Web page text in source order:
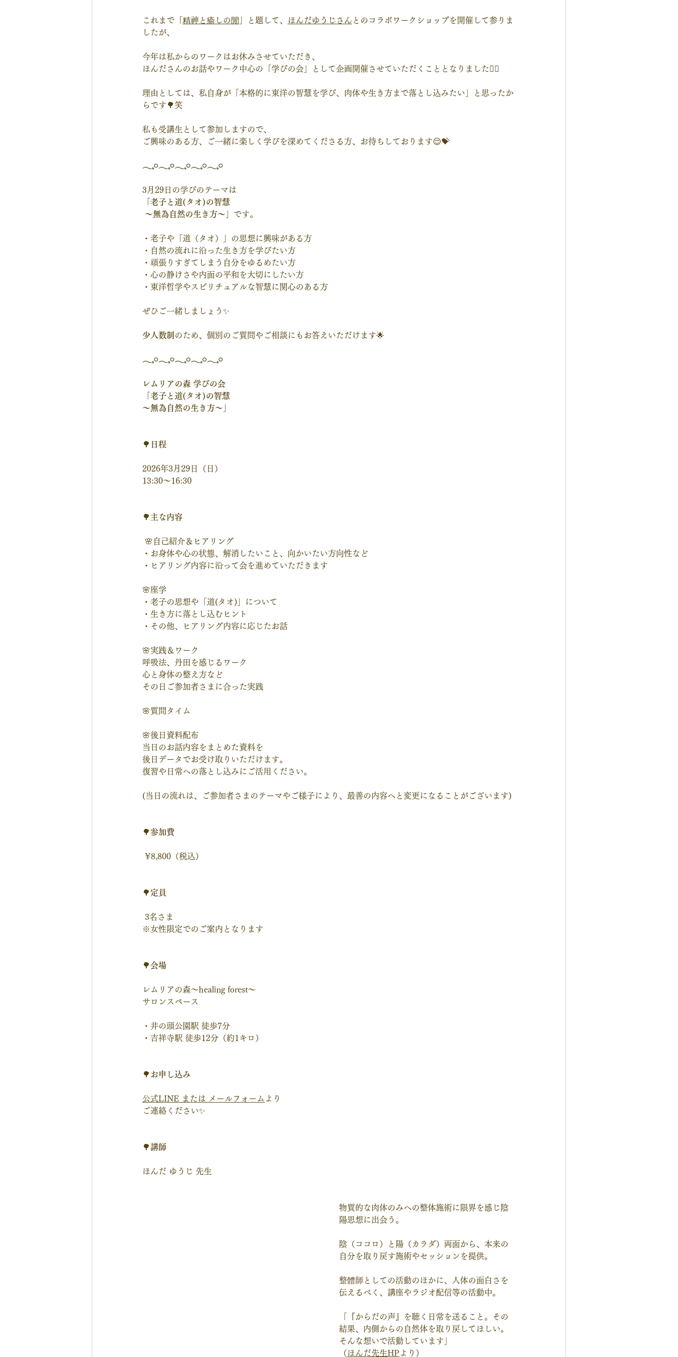
これまで「 精神と瘉しの閒 」と題して、 ほんだゆうじさん とのコラボワークショップを開催して参りま
したが、
今年は私からのワークはお休みさせていただき、
ほんださんのお話やワーク中心の「学びの会」として企画開催させていただくこととなりました🧚‍♀️
理由としては、私自身が「本格的に東洋の智慧を学び、肉体や生き方まで落とし込みたい」と思ったか
らです🌳笑
私も受講生として参加しますので、
ご興味のある方、ご一緒に楽しく学びを深めてくださる方、お待ちしております😌💝
𓂃𓈒𓏸𓂃𓈒𓏸𓂃𓈒𓏸𓂃𓈒𓏸𓂃𓈒𓏸
3月29日の学びのテーマは
「老子と道(タオ)の智慧
〜無為自然の生き方〜」 です。
・老子や「道（タオ）」の思想に興味がある方
・自然の流れに沿った生き方を学びたい方
・頑張りすぎてしまう自分をゆるめたい方
・心の静けさや内面の平和を大切にしたい方
・東洋哲学やスピリチュアルな智慧に関心のある方
ぜひご一緒しましょう✨
少人数制 のため、個別のご質問やご相談にもお答えいただけます🌟
𓂃𓈒𓏸𓂃𓈒𓏸𓂃𓈒𓏸𓂃𓈒𓏸𓂃𓈒𓏸
レムリアの森 学びの会
「老子と道(タオ)の智慧
〜無為自然の生き方〜」
🌳 日程
2026年3月29日（日）
13:30～16:30
🌳 主な内容
🌸自己紹介＆ヒアリング
・お身体や心の状態、解消したいこと、向かいたい方向性など
・ヒアリング内容に沿って会を進めていただきます
🌸座学
・老子の思想や「道(タオ)」について
・生き方に落とし込むヒント
・その他、ヒアリング内容に応じたお話
🌸実践＆ワーク
呼吸法、丹田を感じるワーク
心と身体の整え方など
その日ご参加者さまに合った実践
🌸質問タイム
🌸後日資料配布
当日のお話内容をまとめた資料を
後日データでお受け取りいただけます。
復習や日常への落とし込みにご活用ください。
(当日の流れは、ご参加者さまのテーマやご様子により、最善の内容へと変更になることがございます)
🌳参加費
¥8,800（税込）
🌳定員
3名さま
※女性限定でのご案内となります
🌳会場
レムリアの森～healing forest～
サロンスペース
・井の頭公園駅 徒歩7分
・吉祥寺駅 徒歩12分（約1キロ）
🌳 お申し込み
公式LINE または メールフォーム より
ご連絡ください✨
🌳講師
ほんだ ゆうじ 先生
物質的な肉体のみへの整体施術に限界を感じ陰
陽思想に出会う。
陰（ココロ）と陽（カラダ）両面から、本来の
自分を取り戻す施術やセッションを提供。
整體師としての活動のほかに、人体の面白さを
伝えるべく、講座やラジオ配信等の活動中。
「『からだの声』を聴く日常を送ること。その
結果、内側からの自然体を取り戻してほしい。
そんな想いで活動しています」
（ ほんだ先生HP より）